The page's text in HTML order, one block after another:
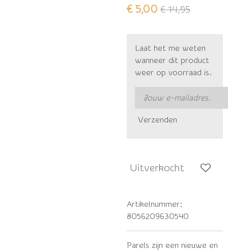
€ 5,00 € 14,95
Laat het me weten
wanneer dit product
weer op voorraad is.
Verzenden
Uitverkocht
Artikelnummer:
8056209630540
Parels zijn een nieuwe en